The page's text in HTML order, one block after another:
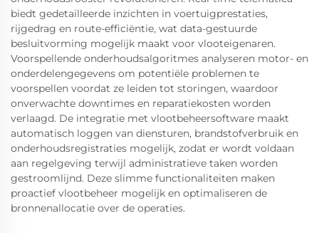
biedt gedetailleerde inzichten in voertuigprestaties,
rijgedrag en route-efficiëntie, wat data-gestuurde
besluitvorming mogelijk maakt voor vlooteigenaren.
Voorspellende onderhoudsalgoritmes analyseren motor- en
onderdelengegevens om potentiële problemen te
voorspellen voordat ze leiden tot storingen, waardoor
onverwachte downtimes en reparatiekosten worden
verlaagd. De integratie met vlootbeheersoftware maakt
automatisch loggen van diensturen, brandstofverbruik en
onderhoudsregistraties mogelijk, zodat er wordt voldaan
aan regelgeving terwijl administratieve taken worden
gestroomlijnd. Deze slimme functionaliteiten maken
proactief vlootbeheer mogelijk en optimaliseren de
bronnenallocatie over de operaties.